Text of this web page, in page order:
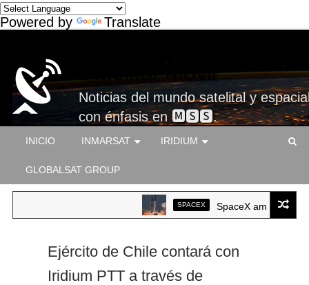
Powered by Translate
Satelital-Móvil
Noticias del mundo satelital y
con énfasis en 🅼🆂🆂.
INICIO INMARSAT IRIDIUM
GLOBALSAT GROUP
SPACEX SpaceX ameriza por
Ejército de Chile contará con
Iridium PTT a través de